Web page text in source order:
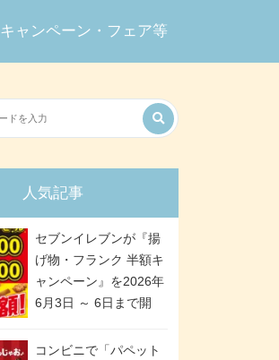
キャンペーン・フェア等
人気記事
セブンイレブンが『揚
げ物・フランク 半額キ
ャンペーン』を2026年
6月3日 ～ 6日まで開
などが「揚げ物スーパ
コンビニで「パペット